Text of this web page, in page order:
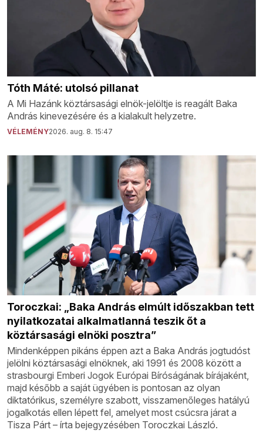
Tóth Máté: utolsó pillanat
A Mi Hazánk köztársasági elnök-jelöltje is reagált Baka
András kinevezésére és a kialakult helyzetre.
VÉLEMÉNY2026. aug. 8. 15:47
Toroczkai: „Baka András elmúlt időszakban tett
nyilatkozatai alkalmatlanná teszik őt a
köztársasági elnöki posztra”
Mindenképpen pikáns éppen azt a Baka András jogtudóst
jelölni köztársasági elnöknek, aki 1991 és 2008 között a
strasbourgi Emberi Jogok Európai Bíróságának bírájaként,
majd később a saját ügyében is pontosan az olyan
diktatórikus, személyre szabott, visszamenőleges hatályú
jogalkotás ellen lépett fel, amelyet most csúcsra járat a
Tisza Párt – írta bejegyzésében Toroczkai László.